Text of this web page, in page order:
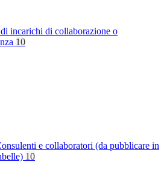
incarichi di collaborazione o
10
e collaboratori (da pubblicare in
10